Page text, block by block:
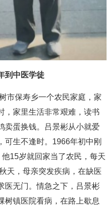
到中医学徒
市保寿乡一个农民家庭，家
，家里生活非常艰难，读书
卖蛋换钱。吕景彬从小就爱
可生不逢时。1966年初中刚
15岁就回家当了农民，每天
天，母亲突发疾病，在缺医
医无门。情急之下，吕景彬
树镇医院看病，在路上歇息